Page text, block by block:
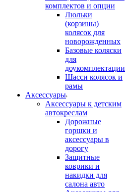
комплектов и опции
Люльки
(корзины)
колясок для
новорожденных
Базовые коляски
для
доукомплектации
Шасси колясок и
рамы
Аксессуары
Аксессуары к детским
автокреслам
Дорожные
горшки и
аксессуары в
дорогу
Защитные
коврики и
накидки для
салона авто